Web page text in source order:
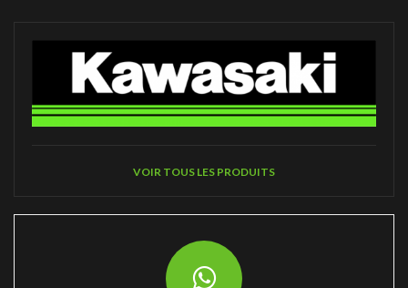
VOIR TOUS LES PRODUITS